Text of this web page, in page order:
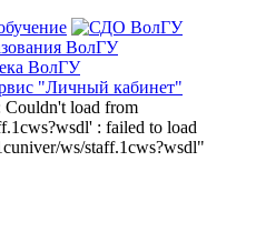
ВолГУ
ВолГУ
"Личный кабинет"
load from
: failed to load
ws/staff.1cws?wsdl"